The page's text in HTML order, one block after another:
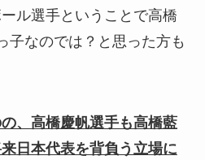
ル選手ということで高橋
子なのでは？と思った方も
、高橋慶帆選手も高橋藍
日本代表を背負う立場に